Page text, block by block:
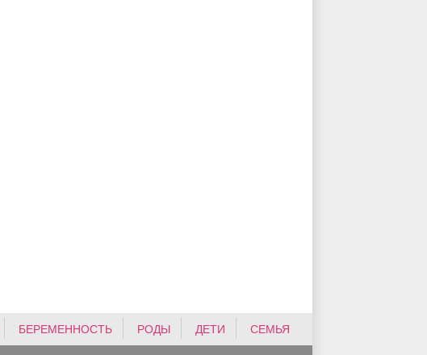
БЕРЕМЕННОСТЬ РОДЫ ДЕТИ СЕМЬЯ